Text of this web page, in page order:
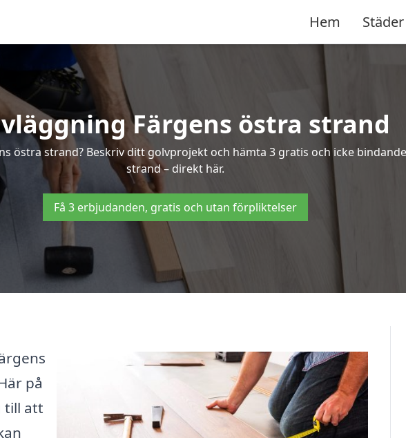
Hem Städer
Färgens östra strand
östra strand? Beskriv ditt golvprojekt och hämta 3 gratis och icke
strand – direkt här.
Få 3 erbjudanden, gratis och utan förpliktelser
på
till att